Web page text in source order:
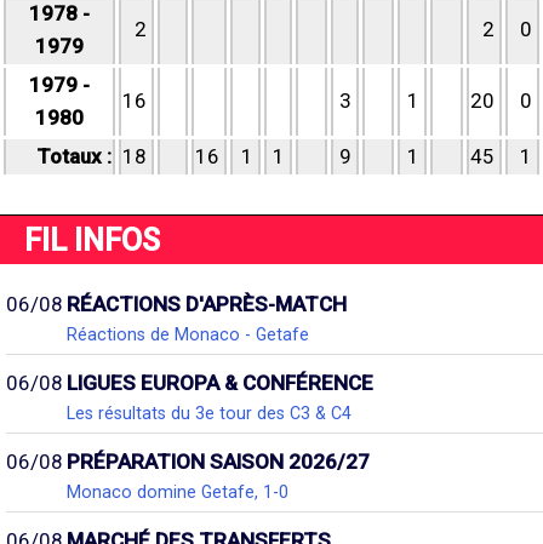
1978 -
1979
2 2 0
1979 -
1980
16 3 1 20 0
Totaux : 18 16 1 1 9 1 45 1
FIL INFOS
06/08 RÉACTIONS D'APRÈS-MATCH
Réactions de Monaco - Getafe
06/08 LIGUES EUROPA & CONFÉRENCE
Les résultats du 3e tour des C3 & C4
06/08 PRÉPARATION SAISON 2026/27
Monaco domine Getafe, 1-0